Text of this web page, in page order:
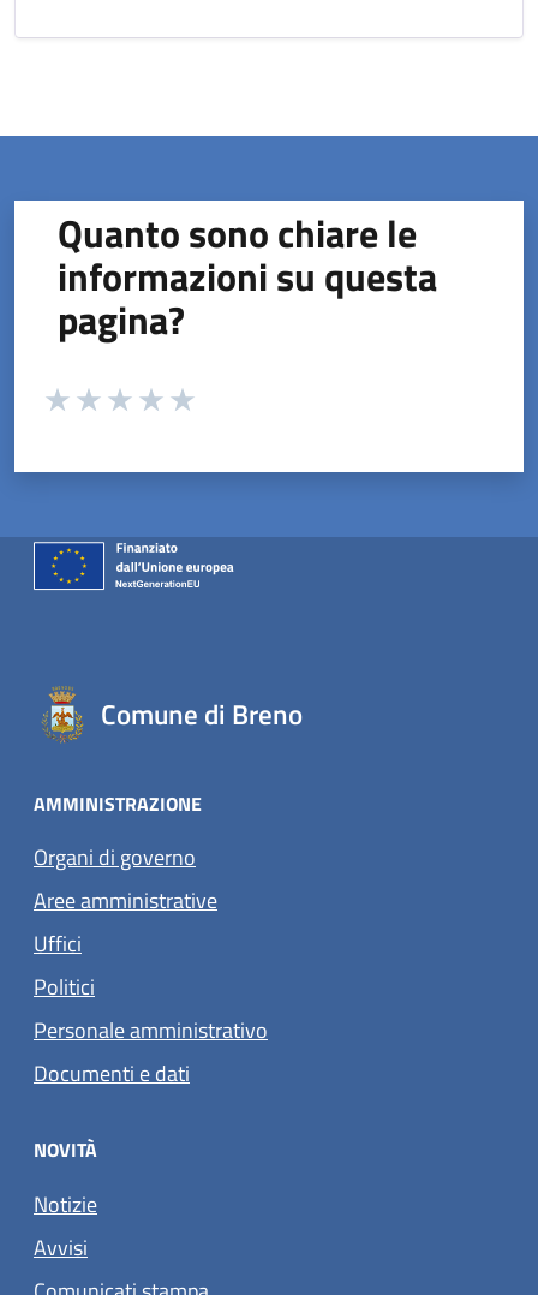
Quanto sono chiare le
informazioni su questa
pagina?
Valuta da 1 a 5 stelle la pagina
Comune di Breno
AMMINISTRAZIONE
Organi di governo
Aree amministrative
Uffici
Politici
Personale amministrativo
Documenti e dati
NOVITÀ
Notizie
Avvisi